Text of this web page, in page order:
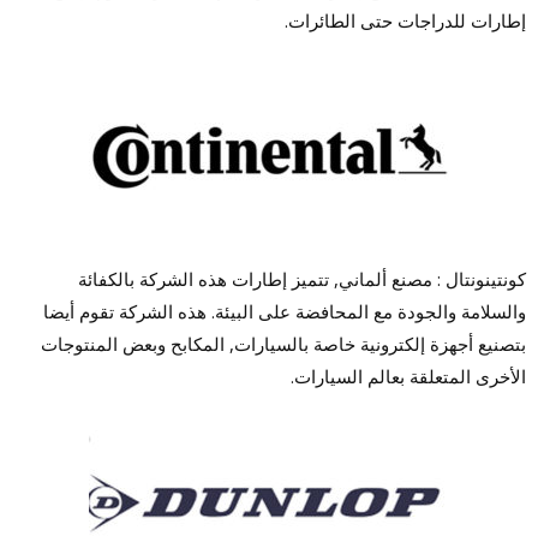
إطارات للدراجات حتى الطائرات.
كونتينونتال : مصنع ألماني, تتميز إطارات هذه الشركة بالكفائة
والسلامة والجودة مع المحافضة على البيئة. هذه الشركة تقوم أيضا
بتصنيع أجهزة إلكترونية خاصة بالسيارات, المكابح وبعض المنتوجات
الأخرى المتعلقة بعالم السيارات.